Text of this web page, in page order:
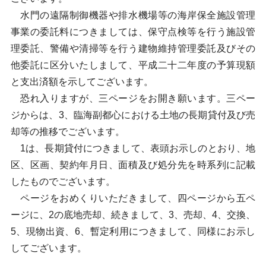
水門の遠隔制御機器や排水機場等の海岸保全施設管理
事業の委託料につきましては、保守点検等を行う施設管
理委託、警備や清掃等を行う建物維持管理委託及びその
他委託に区分いたしまして、平成二十二年度の予算現額
と支出済額を示してございます。
恐れ入りますが、三ページをお開き願います。三ペー
ジからは、3、臨海副都心における土地の長期貸付及び売
却等の推移でございます。
1は、長期貸付につきまして、表頭お示しのとおり、地
区、区画、契約年月日、面積及び処分先を時系列に記載
したものでございます。
ページをおめくりいただきまして、四ページから五ペ
ージに、2の底地売却、続きまして、3、売却、4、交換、
5、現物出資、6、暫定利用につきまして、同様にお示し
してございます。